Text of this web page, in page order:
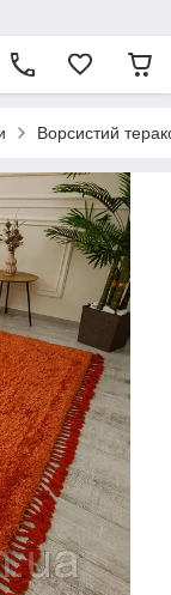
Ворсистий